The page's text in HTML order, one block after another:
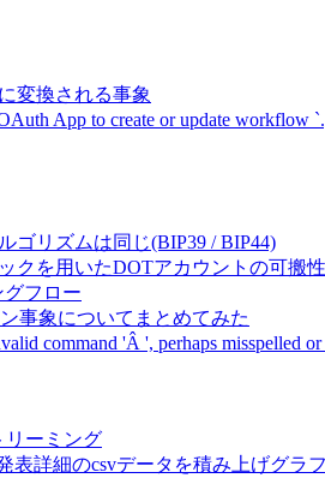
変換される事象
App to create or update
ゴリズムは同じ(BIP39 / BIP44)
クを用いたDOTアカウントの可搬
グフロー
事象についてまとめてみた
command 'Â ', perhaps misspelled
リーミング
表詳細のcsvデータを積み上げグラ